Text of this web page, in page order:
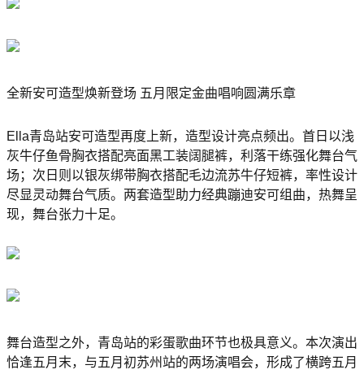
全新安可造型焕新登场 五月限定金曲唱响圆满乐章
Ella青岛站安可造型再度上新，造型设计亮点频出。首日以浅
灰牛仔鱼骨胸衣搭配亮面黑工装阔腿裤，利落干练强化舞台气
场；次日则以银灰绑带胸衣搭配毛边流苏牛仔短裤，率性设计
尽显灵动舞台气质。两套造型助力经典蹦迪安可组曲，热舞呈
现，舞台张力十足。
舞台造型之外，青岛站的彩蛋歌曲环节也极具意义。本次演出
恰逢五月末，与五月初苏州站的两场演唱会，形成了横跨五月